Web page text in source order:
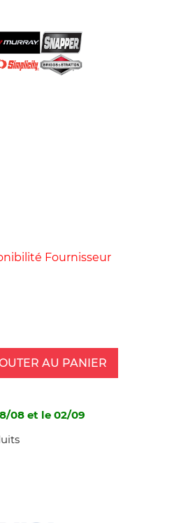
Fournisseur
AU PANIER
08 et le 02/09